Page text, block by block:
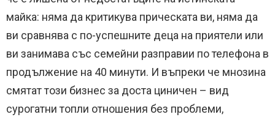
майка: няма да критикува прическата ви, няма да
ви сравнява с по-успешните деца на приятели или
ви занимава със семейни разправии по телефона в
продължение на 40 минути. И въпреки че мнозина
смятат този бизнес за доста циничен – вид
сурогатни топли отношения без проблеми,